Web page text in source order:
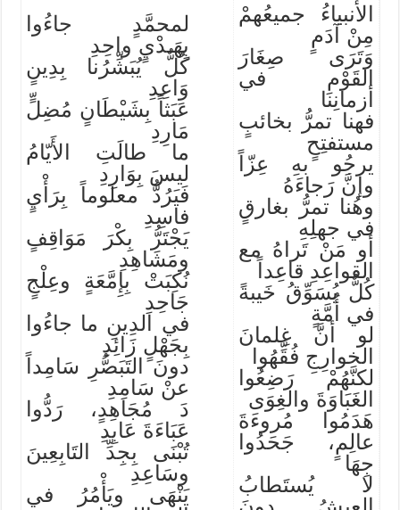
الأنبياءُ جميعُهمْ
مِنْ آدَمٍ
وَتَرَى صِغَارَ
القَوْمِ في
أزمانِنا
فهنا تمرُّ بخائبٍ
مستفتِحٍ
يرجُو بهِ عِزّاً
وإنَّ رَجاءَهُ
وهُنا تمرُّ بغارقٍ
في جهلِهِ
أو مَنْ تَراهُ مع
القواعِدِ قاعِداً
كُلٌّ يُسَوِّقُ خَيبةً
في أُمَّةٍ
لو أنَّ غِلمانَ
الخوارِجِ فُقِّهُوا
لكنَّهُمْ رَضِعُوا
الغَبَاوَةَ والغِوَى
هَدَمُوا مُروءَةَ
عالِمٍ، جَحَدُوا
جِهَا
لا يُستَطابُ
لمحمَّدٍ جاءُوا
بِهَـدْيٍ واحِدِ
كُلٌّ يُبَشِّرُنا بِدِينٍ
وَاعِدِ
عَبَثاً بِشَيْطَانٍ مُضِلٍّ
مَارِدِ
ما طالَتِ الأَيّامُ
ليسَ بِوَارِدِ
فَيَرُدُّ معلوماً بِرَأْيٍ
فاسِدِ
يَجْتَرُّ بِكْرَ مَوَاقِفٍ
ومَشَاهِدِ
نُكِبَتْ بِإِمَّعَةٍ وعِلْجٍ
جَاحِدِ
في الدِينِ ما جاءُوا
بِجَهْلٍ زَائِدِ
دونَ التَبَصُّرِ سَامِداً
عنْ سَامِدِ
دَ مُجَاهِدٍ، رَدُّوا
عَبَاءَةَ عَابِدِ
تُبْنَى بِجِدِّ التَابِعِينَ
وسَاعِدِ
يَنْهَى ويَأْمُرُ في